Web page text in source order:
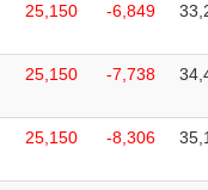
25,150 -6,849
25,150 -7,738
25,150 -8,306